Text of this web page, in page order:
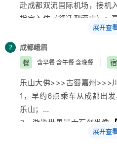
赴成都双流国际机场，接机
指定入住（舒适型酒店）：
景、凯宾连锁、嘉立连锁
间、独立卫生间、24小时
上网接口，免费洗漱用品）
展开查
2 成都峨眉
餐
含早餐 含午餐 含晚餐 宿
乐山大佛>>>古蜀嘉州>>>
1，早约6点乘车从成都出
乐山；
3，游览世界最大石刻坐像
游览约4小时）：山是一座
展开查